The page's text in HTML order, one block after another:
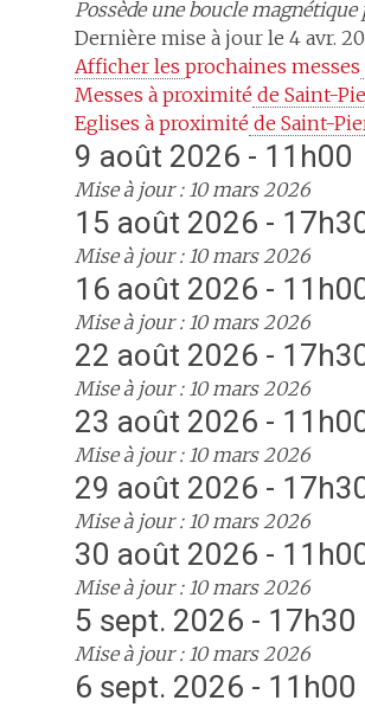
Possède une boucle
Dernière mise à jour le 4 avr.
Afficher les prochaines messes
Messes à proximité de Saint-
Eglises à proximité de Saint-
9 août 2026 - 11h00
Mise à jour : 10 mars 2026
15 août 2026 -
Mise à jour : 10 mars 2026
16 août 2026 -
Mise à jour : 10 mars 2026
22 août 2026 -
Mise à jour : 10 mars 2026
23 août 2026 -
Mise à jour : 10 mars 2026
29 août 2026 -
Mise à jour : 10 mars 2026
30 août 2026 -
Mise à jour : 10 mars 2026
5 sept. 2026 - 17h30
Mise à jour : 10 mars 2026
6 sept. 2026 - 11h00